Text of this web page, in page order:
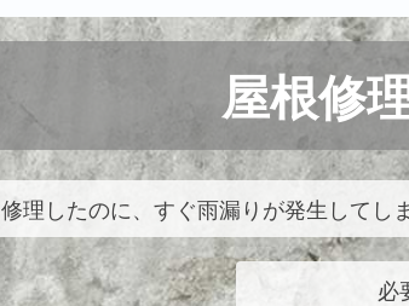
屋根修
修理したのに、すぐ雨漏りが発生してし
必